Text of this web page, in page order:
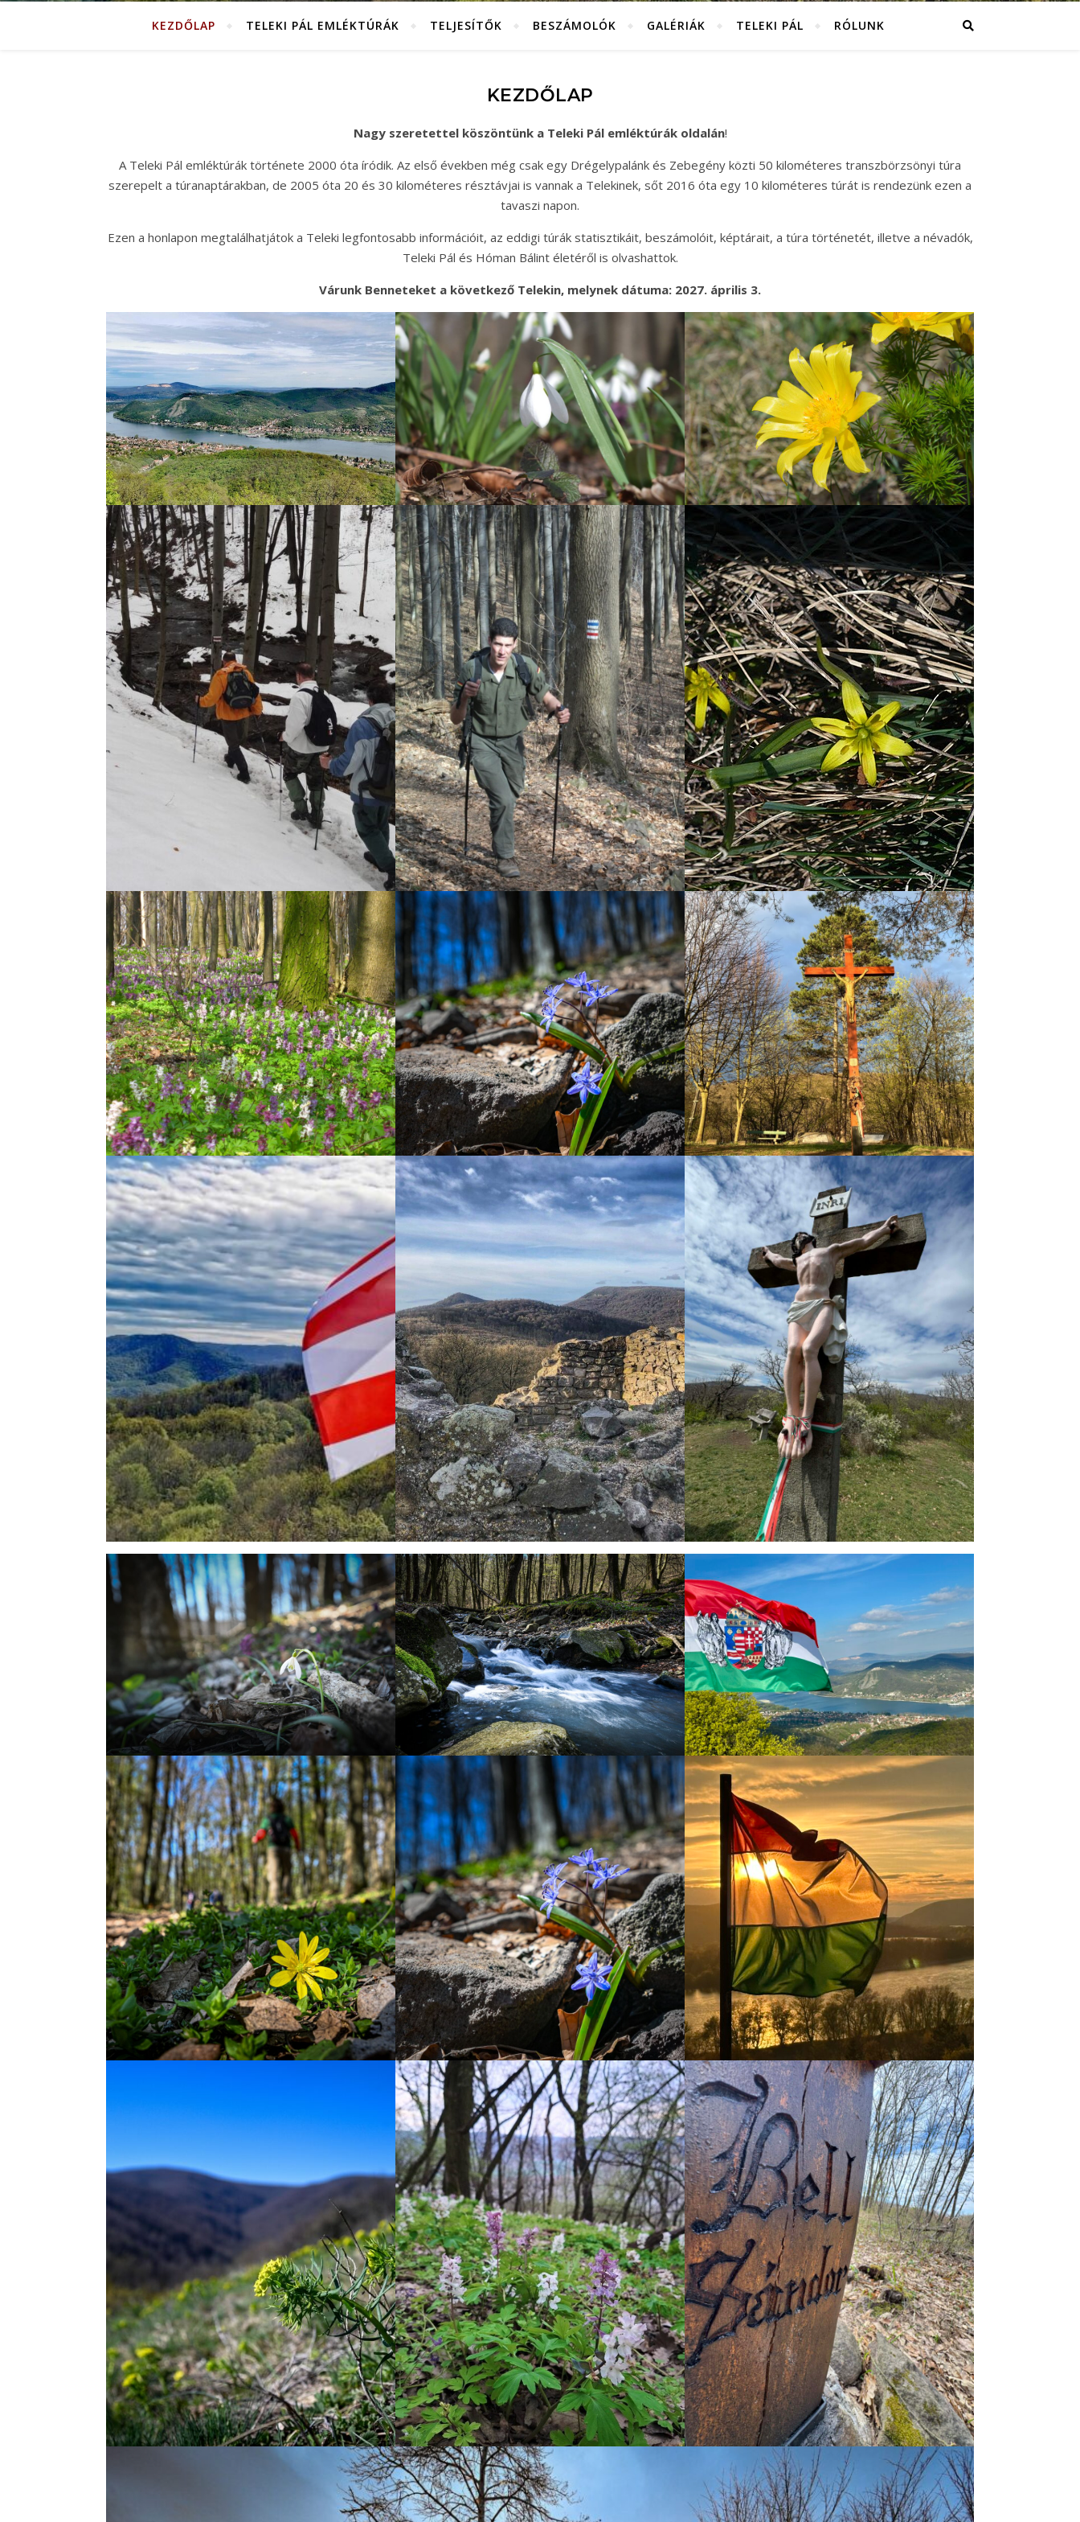
KEZDŐLAP TELEKI PÁL EMLÉKTÚRÁK TELJESÍTŐK BESZÁMOLÓK GALÉRIÁK TELEKI PÁL RÓLUNK
KEZDŐLAP
Nagy szeretettel köszöntünk a Teleki Pál emléktúrák oldalán!
A Teleki Pál emléktúrák története 2000 óta íródik. Az első években még csak egy Drégelypalánk és Zebegény közti 50 kilométeres transzbörzsönyi túra
szerepelt a túranaptárakban, de 2005 óta 20 és 30 kilométeres résztávjai is vannak a Telekinek, sőt 2016 óta egy 10 kilométeres túrát is rendezünk ezen a
tavaszi napon.
Ezen a honlapon megtalálhatjátok a Teleki legfontosabb információit, az eddigi túrák statisztikáit, beszámolóit, képtárait, a túra történetét, illetve a névadók,
Teleki Pál és Hóman Bálint életéről is olvashattok.
Várunk Benneteket a következő Telekin, melynek dátuma: 2027. április 3.